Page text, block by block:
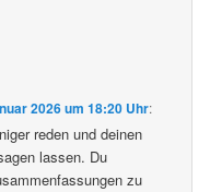
2026 um 18:20 Uhr:
reden und deinen
lassen. Du
zu